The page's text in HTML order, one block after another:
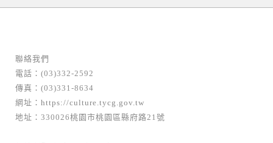
聯絡我們
電話：(03)332-2592
傳真：(03)331-8634
網址： https://culture.tycg.gov.tw
地址：330026桃園市桃園區縣府路21號